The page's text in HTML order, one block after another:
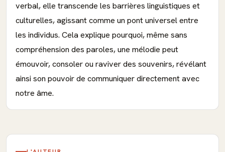
verbal, elle transcende les barrières linguistiques et
culturelles, agissant comme un pont universel entre
les individus. Cela explique pourquoi, même sans
compréhension des paroles, une mélodie peut
émouvoir, consoler ou raviver des souvenirs, révélant
ainsi son pouvoir de communiquer directement avec
notre âme.